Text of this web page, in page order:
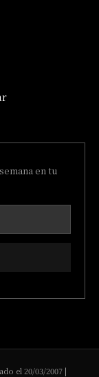
en tu
el 20/03/2007 |